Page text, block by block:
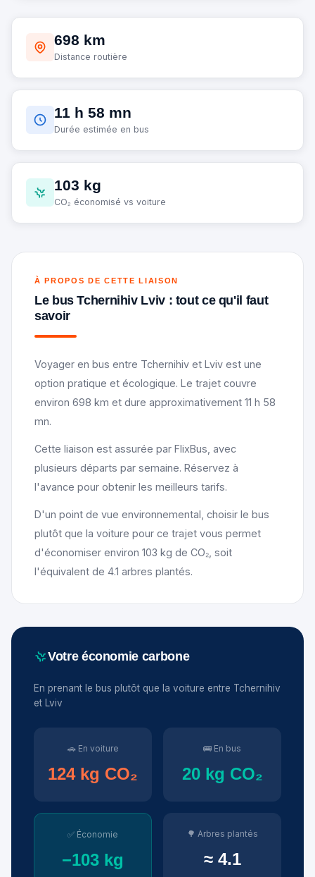
698 km
Distance routière
11 h 58 mn
Durée estimée en bus
103 kg
CO₂ économisé vs voiture
À PROPOS DE CETTE LIAISON
Le bus Tchernihiv Lviv : tout ce qu'il faut
savoir
Voyager en bus entre Tchernihiv et Lviv est une
option pratique et écologique. Le trajet couvre
environ 698 km et dure approximativement 11 h 58
mn.
Cette liaison est assurée par FlixBus, avec
plusieurs départs par semaine. Réservez à
l'avance pour obtenir les meilleurs tarifs.
D'un point de vue environnemental, choisir le bus
plutôt que la voiture pour ce trajet vous permet
d'économiser environ 103 kg de CO₂, soit
l'équivalent de 4.1 arbres plantés.
Votre économie carbone
En prenant le bus plutôt que la voiture entre Tchernihiv
et Lviv
🚗 En voiture
124 kg CO₂
🚌 En bus
20 kg CO₂
✅ Économie
−103 kg
🌳 Arbres plantés
≈ 4.1